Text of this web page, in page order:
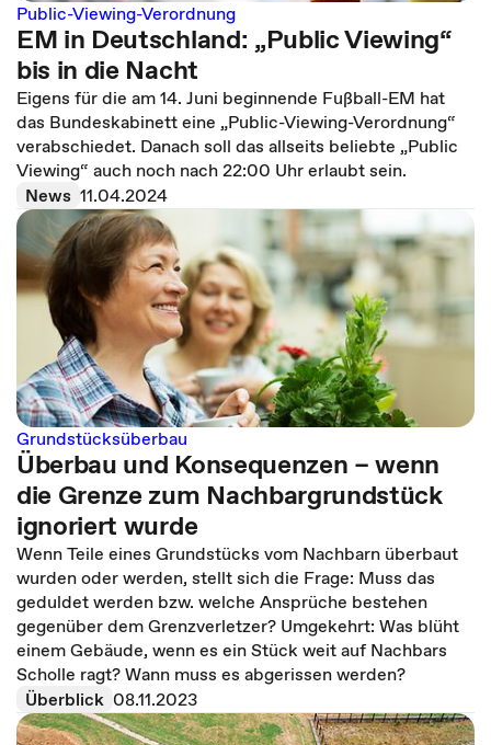
Public-Viewing-Verordnung
EM in Deutschland: „Public Viewing“
bis in die Nacht
Eigens für die am 14. Juni beginnende Fußball-EM hat
das Bundeskabinett eine „Public-Viewing-Verordnung“
verabschiedet. Danach soll das allseits beliebte „Public
Viewing“ auch noch nach 22:00 Uhr erlaubt sein.
News 11.04.2024
Grundstücksüberbau
Überbau und Konsequenzen – wenn
die Grenze zum Nachbargrundstück
ignoriert wurde
Wenn Teile eines Grundstücks vom Nachbarn überbaut
wurden oder werden, stellt sich die Frage: Muss das
geduldet werden bzw. welche Ansprüche bestehen
gegenüber dem Grenzverletzer? Umgekehrt: Was blüht
einem Gebäude, wenn es ein Stück weit auf Nachbars
Scholle ragt? Wann muss es abgerissen werden?
Überblick 08.11.2023